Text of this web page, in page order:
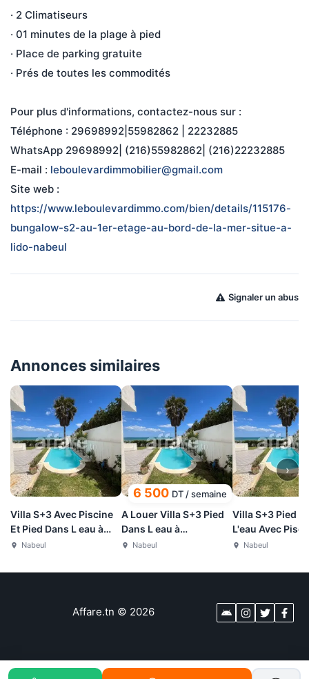
· 2 Climatiseurs
· 01 minutes de la plage à pied
· Place de parking gratuite
· Prés de toutes les commodités
Pour plus d'informations, contactez-nous sur :
Téléphone : 29698992|55982862 | 22232885
WhatsApp 29698992| (216)55982862| (216)22232885
E-mail : leboulevardimmobilier@gmail.com
Site web :
https://www.leboulevardimmo.com/bien/details/115176-
bungalow-s2-au-1er-etage-au-bord-de-la-mer-situe-a-
lido-nabeul
Signaler un abus
Annonces similaires
Villa S+3 Avec Piscine
Et Pied Dans L eau à
Maamoura
Nabeul
6 500 DT /semaine
A Louer Villa S+3 Pied
Dans L eau à
Maamoura Nabeul
Nabeul
Villa S+3 Pied
L'eau Avec
Maamoura,
Nabeul
›
Affare.tn © 2026